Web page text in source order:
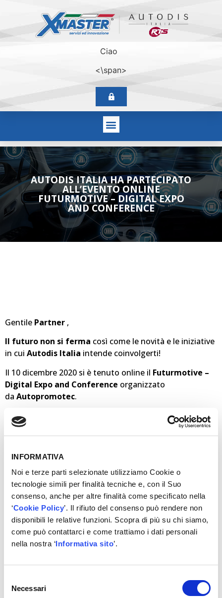
INFORMATIVA
Noi e terze parti selezionate utilizziamo Cookie o
tecnologie simili per finalità tecniche e, con il Suo
consenso, anche per altre finalità come specificato nella
‘Cookie Policy’. Il rifiuto del consenso può rendere non
disponibili le relative funzioni. Scopra di più su chi siamo,
come può contattarci e come trattiamo i dati personali
nella nostra ‘Informativa sito’.
delNecessari
Ciao
<\span>
AUTODIS ITALIA HA PARTECIPATO
ALL’EVENTO ONLINE
FUTURMOTIVE – DIGITAL EXPO
AND CONFERENCE
Gentile Partner ,
Il futuro non si ferma così come le novità e le iniziative
in cui Autodis Italia intende coinvolgerti!
Il 10 dicembre 2020 si è tenuto online il Futurmotive –
Digital Expo and Conference organizzato
da Autopromotec.
Autodis Italia
è stata presente con un proprio stand
interattivo nel quale è stato possibile dialogare con i
nostri responsabili di progetto e con referenti
É stata un’ occasione per approfondire le novità di
gammaXenergy e l’iniziativaXmasterche garantisce a
tutte le officine informazioni tecniche complete e
trasversali su una nuova piattaforma digitale.
Durante l’evento è stato possibile accedere a diverse
tavole rotonde su temi riguardantil’evoluzione
tecnologica e ilfuturo dell’autoriparazione
Importante, a tal proposito, l’intervento dell’ ing.Paolo
, CEO di Autodis Italia, nell’ambito della tavola
rotonda sul tema dell’
“Evoluzione delle Reti nell’era